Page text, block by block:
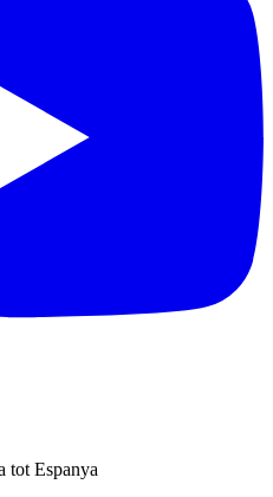
tot Espanya